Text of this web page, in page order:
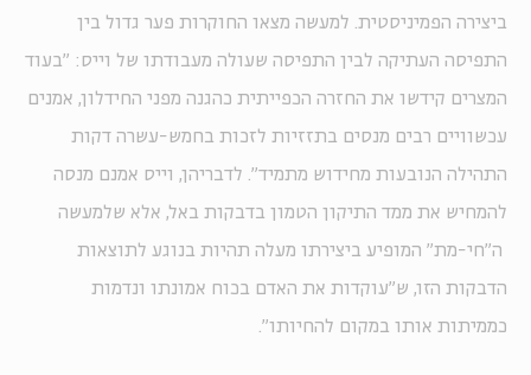
ביצירה הפמיניסטית. למעשה מצאו החוקרות פער גדול בין
התפיסה העתיקה לבין התפיסה שעולה מעבודתו של וייס: "בעוד
המצרים קידשו את החזרה הכפייתית כהגנה מפני החידלון, אמנים
עכשוויים רבים מנסים בתזזיות לזכות בחמש-עשרה דקות
התהילה הנובעות מחידוש מתמיד". לדבריהן, וייס אמנם מנסה
להמחיש את ממד התיקון הטמון בדבקות באל, אלא שלמעשה
ה"חי-מת" המופיע ביצירתו מעלה תהיות בנוגע לתוצאות
הדבקות הזו, ש"עוקדות את האדם בכוח אמונתו ונדמות
כממיתות אותו במקום להחיותו".